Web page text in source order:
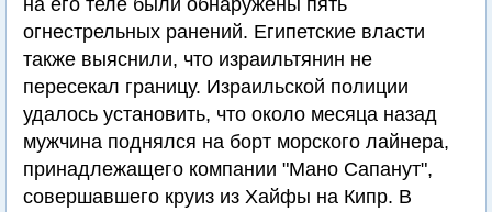
на его теле были обнаружены пять
огнестрельных ранений. Египетские власти
также выяснили, что израильтянин не
пересекал границу. Израильской полиции
удалось установить, что около месяца назад
мужчина поднялся на борт морского лайнера,
принадлежащего компании "Мано Сапанут",
совершавшего круиз из Хайфы на Кипр. В